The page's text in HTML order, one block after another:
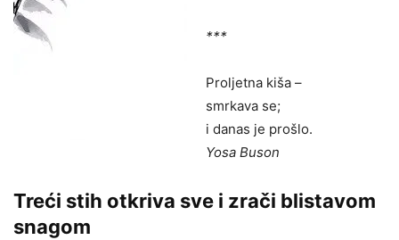
***
Proljetna kiša –
smrkava se;
i danas je prošlo.
Yosa Buson
Treći stih otkriva sve i zrači blistavom
snagom